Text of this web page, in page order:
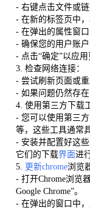
- 右键点击文件或
- 在新的标签页中，
- 在弹出的属性窗口
- 确保您的用户账户
- 点击“确定”以应用
3. 检查网络连接：
- 尝试刷新页面或
- 如果问题仍然存
4. 使用第三方下载
- 您可以使用第三方
等，这些工具通常
- 安装并配置好这
它们的下载界面进
5. 更新chrome浏览
- 打开Chrome浏览
Google Chrome”。
- 在弹出的窗口中，